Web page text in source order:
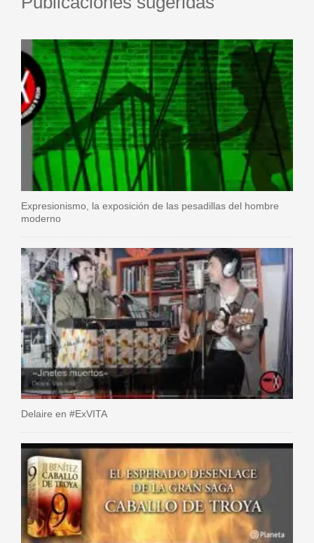
Expresionismo, la exposición de las pesadillas del hombre
moderno
Delaire en #ExVITA